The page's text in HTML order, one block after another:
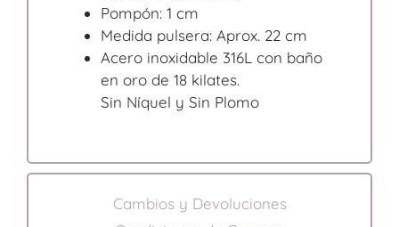
Pompón: 1 cm
Medida pulsera: Aprox. 22 cm
Acero inoxidable 316L con baño
en oro de 18 kilates.
Sin Níquel y Sin Plomo
Cambios y Devoluciones